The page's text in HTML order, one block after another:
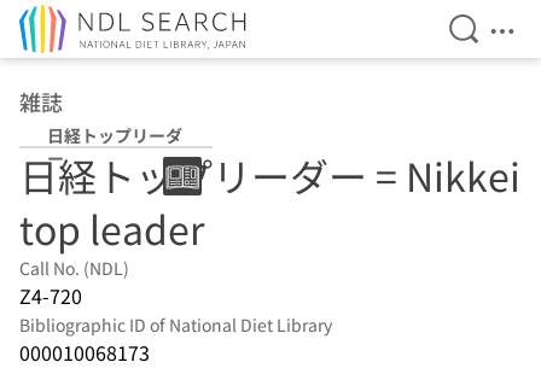
Open
雑誌
日経トップリーダ
ー
日経トップリーダー = Nikkei
top leader
Call No. (NDL)
Z4-720
Bibliographic ID of National Diet Library
000010068173